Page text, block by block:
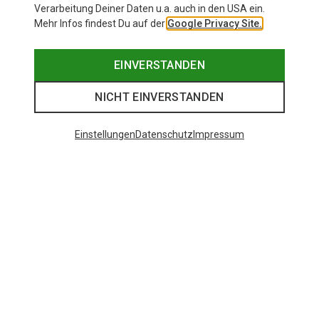
Verarbeitung Deiner Daten u.a. auch in den USA ein.
Mehr Infos findest Du auf der Google Privacy Site.
EINVERSTANDEN
NICHT EINVERSTANDEN
EinstellungenDatenschutz Impressum